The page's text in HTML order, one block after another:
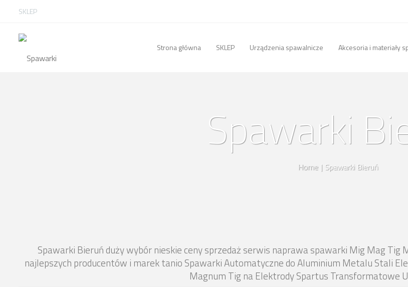
SKLEP
Strona główna SKLEP Urządzenia spawalnicze Akcesoria i materiały
Spawarki
Home | Spawarki Bieruń
Spawarki Bieruń duży wybór nieskie ceny sprzedaż serwis naprawa spawarki Mig Mag
najlepszych producentów i marek tanio Spawarki Automatyczne do Aluminium Metalu Stali
Magnum Tig na Elektrody Spartus Transformatowe